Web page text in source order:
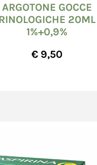
ARGOTONE GOCCE
RINOLOGICHE 20ML
1%+0,9%
€ 9,50